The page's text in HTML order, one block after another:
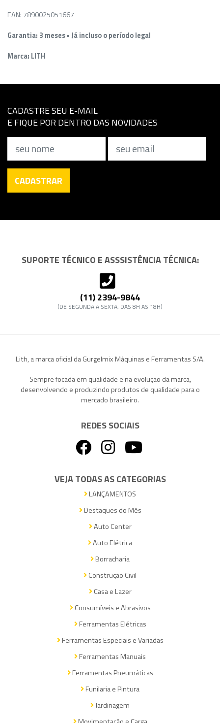
EAN: 7890025051667
Garantia: 3 meses • Já incluso o período legal
Marca: LITH
CADASTRE SEU E-MAIL
E FIQUE POR DENTRO DAS NOVIDADES
CADASTRAR
SUPORTE TÉCNICO E ASSSISTÊNCIA TÉCNICA:
(11) 2394-9844
(DE SEGUNDA A SEXTA, DAS 8H AS 18H)
Lith, a marca oficial da Gurgelmix Máquinas e Ferramentas S/A.
Sempre focada em qualidade e na evolução da marca,
desenvolvendo e produzindo produtos de qualidade para o
mercado brasileiro.
REDES SOCIAIS
VEJA TODAS AS CATEGORIAS
LANÇAMENTOS
Destaques do Mês
Auto Center
Auto Elétrica
Borracharia
Construção Civil
Casa e Lazer
Consumíveis e Abrasivos
Ferramentas Elétricas
Ferramentas Especiais e Variadas
Ferramentas Manuais
Ferramentas Pneumáticas
Funilaria e Pintura
Jardinagem